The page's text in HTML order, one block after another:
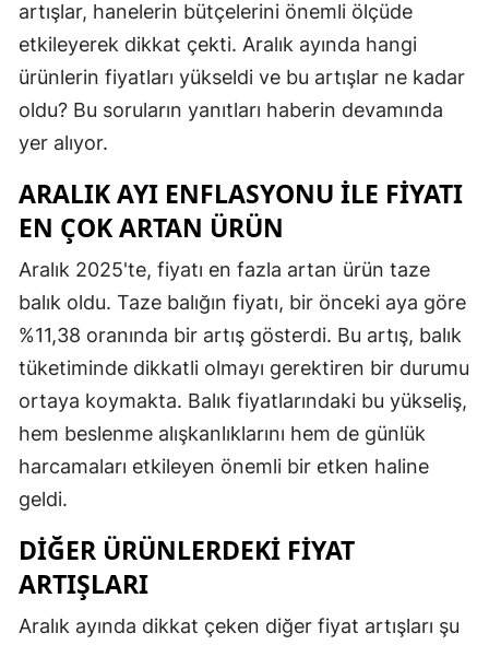
artışlar, hanelerin bütçelerini önemli ölçüde
etkileyerek dikkat çekti. Aralık ayında hangi
ürünlerin fiyatları yükseldi ve bu artışlar ne kadar
oldu? Bu soruların yanıtları haberin devamında
yer alıyor.
ARALIK AYI ENFLASYONU ILE FIYATI
EN ÇOK ARTAN ÜRÜN
Aralık 2025'te, fiyatı en fazla artan ürün taze
balık oldu. Taze balığın fiyatı, bir önceki aya göre
%11,38 oranında bir artış gösterdi. Bu artış, balık
tüketiminde dikkatli olmayı gerektiren bir durumu
ortaya koymakta. Balık fiyatlarındaki bu yükseliş,
hem beslenme alışkanlıklarını hem de günlük
harcamaları etkileyen önemli bir etken haline
geldi.
DIĞER ÜRÜNLERDEKI FIYAT
ARTIŞLARI
Aralık ayında dikkat çeken diğer fiyat artışları şu